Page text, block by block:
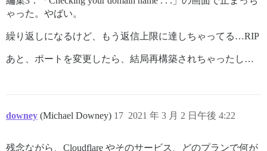
ゃった。やばい。
繰り返しになるけど、もう返信上限に達しちゃってる…RIP
あと、ポートを変更したら、結局再構築されちゃったし…
downey (Michael Downey) 2021 年 3 月 2 日午後 4:22
17
残念ながら、Cloudflare やそのサービス、どのプランで何が